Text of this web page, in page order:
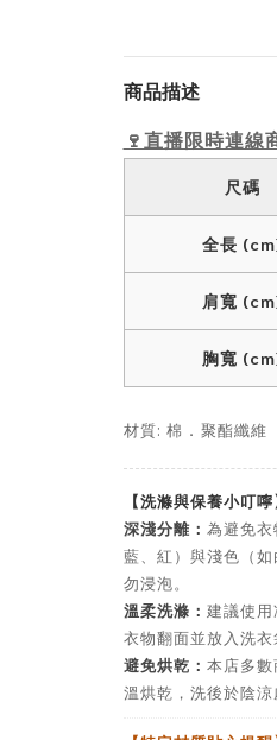
商品描述
🍷直播限時連線
尺碼
全長
肩寬
胸寬
材質: 棉 ． 聚酯纖維
【洗滌與保養小叮嚀
深淺分離： 為避免衣
藍、紅）與淺色（
勿浸泡。
溫柔洗滌： 建議使
衣物翻面並放入洗衣
避免烘乾： 本店多
溫烘乾，洗後於陰涼